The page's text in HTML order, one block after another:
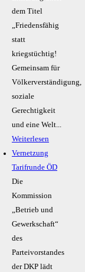
dem Titel
„Friedensfähig
statt
kriegstüchtig!
Gemeinsam für
Völkerverständigung,
soziale
Gerechtigkeit
und eine Welt...
Weiterlesen
Vernetzung
Tarifrunde ÖD
Die
Kommission
„Betrieb und
Gewerkschaft“
des
Parteivorstandes
der DKP lädt